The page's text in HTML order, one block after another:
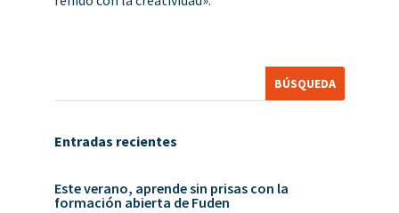
Entradas recientes
Este verano, aprende sin prisas con la
formación abierta de Fuden